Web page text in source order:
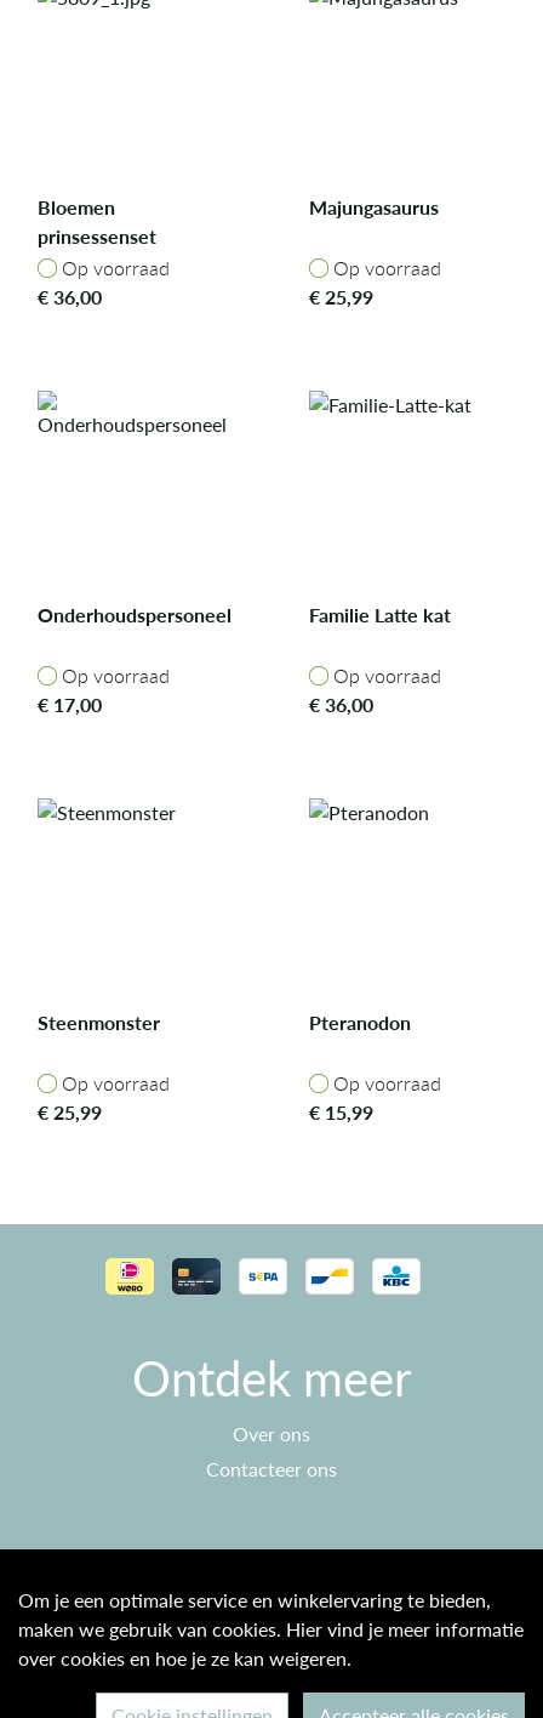
Bloemen
prinsessenset
Op voorraad
Op voorraad
€36,00
Majungasaurus
Op voorraad
Op voorraad
€25,99
Onderhoudspersoneel
Op voorraad
Op voorraad
€ 17,00
Familie Latte kat
Op voorraad
Op voorraad
€36,00
Steenmonster
Op voorraad
Op voorraad
€25,99
Pteranodon
Op voorraad
Op voorraad
€ 15,99
Ontdek meer
Over ons
Contacteer ons
Algemene voorwaarden
Privacy beleid
Om je een optimale service en winkelervaring te bieden,
maken we gebruik van cookies. Hier vind je meer informatie
over cookies en hoe je ze kan weigeren.